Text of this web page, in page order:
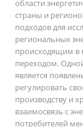
области
страны и
подходов для
региональных
происходящим в
переходом.
является
регулировать
производству и
взаимосвязь с
потребителей